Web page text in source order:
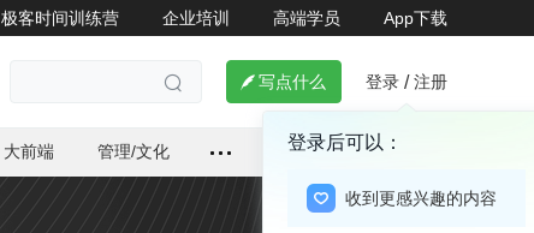
极客时间训练营 企业培训 高端学员 App下载
  写点什么 登录 / 注册
登录后可以：
收到更感兴趣的内容
大前端 管理/文化